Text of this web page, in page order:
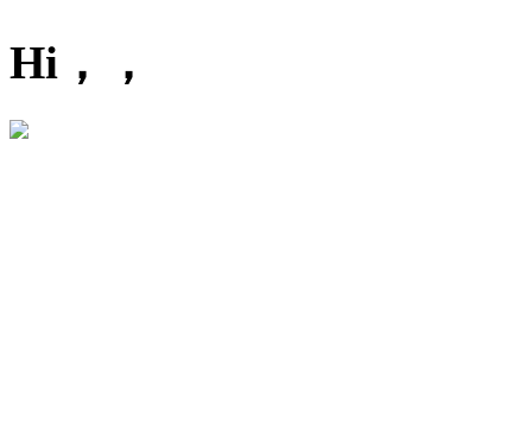
Hi，，